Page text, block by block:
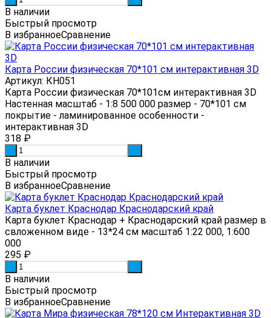
В наличии
Быстрый просмотр
В избранноеСравнение
Карта России физическая 70*101 см интерактивная 3D
Артикул: КН051
Карта России физическая 70*101см интерактивная 3D
Настенная масштаб - 1:8 500 000 размер - 70*101 см
покрытие - ламинированное особенности -
интерактивная 3D
318 ₽
В наличии
Быстрый просмотр
В избранноеСравнение
Карта буклет Краснодар Краснодарский край
Карта буклет Краснодар + Краснодарский край размер в
свложенном виде - 13*24 см масштаб 1:22 000, 1:600
000
295 ₽
В наличии
Быстрый просмотр
В избранноеСравнение